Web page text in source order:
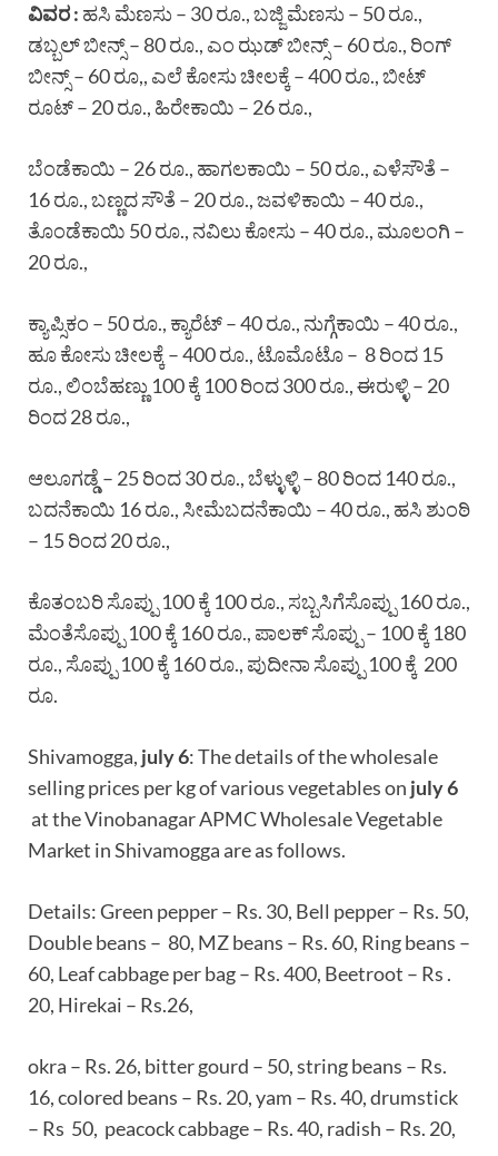
ವಿವರ: ಹಸಿ ಮೆಣಸು – 30 ರೂ., ಬಜ್ಜಿ ಮೆಣಸು – 50 ರೂ.,
ಡಬ್ಬಲ್ ಬೀನ್ಸ್ – 80 ರೂ., ಎಂ ಝಡ್ ಬೀನ್ಸ್ – 60 ರೂ., ರಿಂಗ್
ಬೀನ್ಸ್ – 60 ರೂ,, ಎಲೆ ಕೋಸು ಚೀಲಕ್ಕೆ – 400 ರೂ., ಬೀಟ್
ರೂಟ್ – 20 ರೂ., ಹಿರೇಕಾಯಿ – 26 ರೂ.,
ಬೆಂಡೆಕಾಯಿ – 26 ರೂ., ಹಾಗಲಕಾಯಿ – 50 ರೂ., ಎಳೆಸೌತೆ –
16 ರೂ., ಬಣ್ಣದ ಸೌತೆ – 20 ರೂ., ಜವಳಿಕಾಯಿ – 40 ರೂ.,
ತೊಂಡೆಕಾಯಿ 50 ರೂ., ನವಿಲು ಕೋಸು – 40 ರೂ., ಮೂಲಂಗಿ –
20 ರೂ.,
ಕ್ಯಾಪ್ಸಿಕಂ – 50 ರೂ., ಕ್ಯಾರೆಟ್ – 40 ರೂ., ನುಗ್ಗೆಕಾಯಿ – 40 ರೂ.,
ಹೂ ಕೋಸು ಚೀಲಕ್ಕೆ – 400 ರೂ., ಟೊಮೊಟೊ – 8 ರಿಂದ 15
ರೂ., ಲಿಂಬೆಹಣ್ಣು 100 ಕ್ಕೆ 100 ರಿಂದ 300 ರೂ., ಈರುಳ್ಳಿ – 20
ರಿಂದ 28 ರೂ.,
ಆಲೂಗಡ್ಡೆ – 25 ರಿಂದ 30 ರೂ., ಬೆಳ್ಳುಳ್ಳಿ – 80 ರಿಂದ 140 ರೂ.,
ಬದನೆಕಾಯಿ 16 ರೂ., ಸೀಮೆಬದನೆಕಾಯಿ – 40 ರೂ., ಹಸಿ ಶುಂಠಿ
– 15 ರಿಂದ 20 ರೂ.,
ಕೊತಂಬರಿ ಸೊಪ್ಪು 100 ಕ್ಕೆ 100 ರೂ., ಸಬ್ಬಸಿಗೆಸೊಪ್ಪು 160 ರೂ.,
ಮೆಂತೆಸೊಪ್ಪು 100 ಕ್ಕೆ 160 ರೂ., ಪಾಲಕ್ ಸೊಪ್ಪು – 100 ಕ್ಕೆ 180
ರೂ., ಸೊಪ್ಪು 100 ಕ್ಕೆ 160 ರೂ., ಪುದೀನಾ ಸೊಪ್ಪು 100 ಕ್ಕೆ 200
ರೂ.
Shivamogga, july 6: The details of the wholesale
selling prices per kg of various vegetables on july 6
at the Vinobanagar APMC Wholesale Vegetable
Market in Shivamogga are as follows.
Details: Green pepper – Rs. 30, Bell pepper – Rs. 50,
Double beans – 80, MZ beans – Rs. 60, Ring beans –
60, Leaf cabbage per bag – Rs. 400, Beetroot – Rs .
20, Hirekai – Rs.26,
okra – Rs. 26, bitter gourd – 50, string beans – Rs.
16, colored beans – Rs. 20, yam – Rs. 40, drumstick
– Rs 50, peacock cabbage – Rs. 40, radish – Rs. 20,